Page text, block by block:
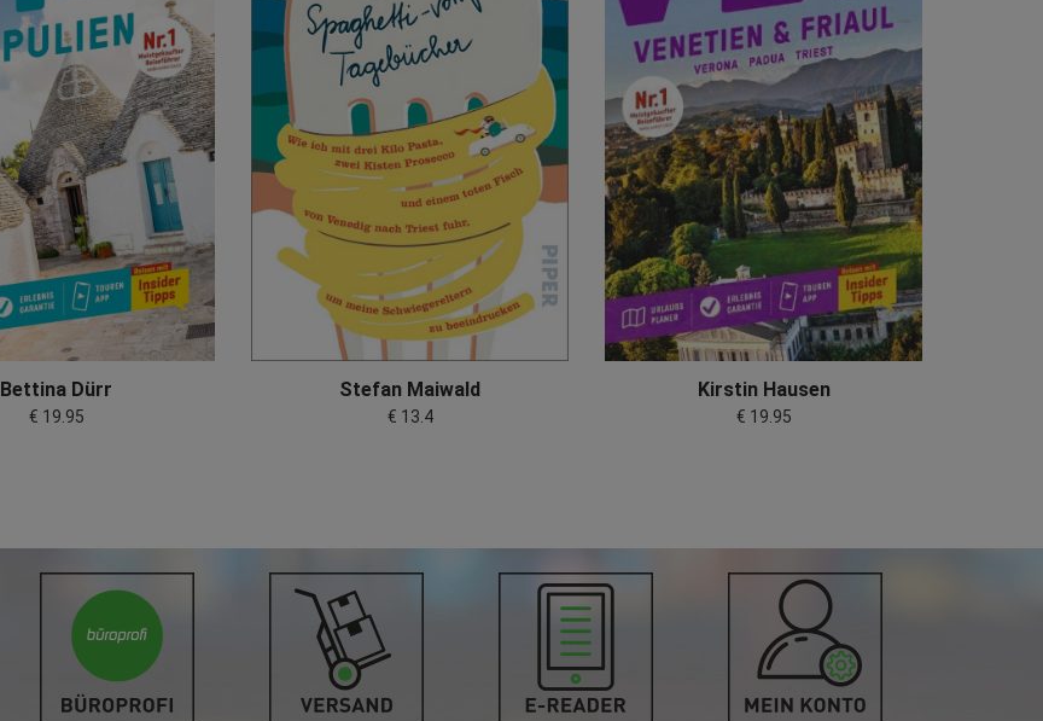
Bettina Dürr
€ 19.95
Stefan Maiwald
€ 13.4
Kirstin Hausen
€ 19.95